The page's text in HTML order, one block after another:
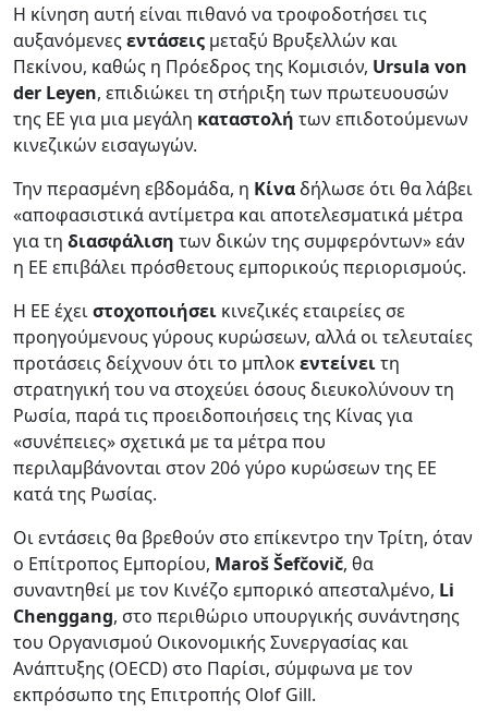
Η κίνηση αυτή είναι πιθανό να τροφοδοτήσει τις
αυξανόμενεςεντάσεις μεταξύ Βρυξελλών και
Πεκίνου, καθώς η Πρόεδρος της Κομισιόν, Ursula von
der Leyen, επιδιώκει τη στήριξη των πρωτευουσών
της ΕΕ για μια μεγάλη καταστολή των επιδοτούμενων
κινεζικών εισαγωγών.
Την περασμένη εβδομάδα, η Κίναδήλωσε ότι θα λάβει
«αποφασιστικά αντίμετρα και αποτελεσματικά μέτρα
για τη διασφάλιση των δικών της συμφερόντων» εάν
η ΕΕ επιβάλει πρόσθετους εμπορικούς περιορισμούς.
Η ΕΕ έχειστοχοποιήσει κινεζικές εταιρείες σε
προηγούμενους γύρους κυρώσεων, αλλά οι τελευταίες
προτάσεις δείχνουν ότι το μπλοκεντείνειτη
στρατηγική του να στοχεύει όσους διευκολύνουν τη
Ρωσία, παρά τις προειδοποιήσεις της Κίνας για
«συνέπειες» σχετικά με τα μέτρα που
περιλαμβάνονται στον 20ό γύρο κυρώσεων της ΕΕ
κατά της Ρωσίας.
Οι εντάσεις θα βρεθούν στο επίκεντρο την Τρίτη, όταν
ο Επίτροπος Εμπορίου, Maroš Šefčovič, θα
συναντηθεί με τον Κινέζο εμπορικό απεσταλμένο, Li
Chenggang, στο περιθώριο υπουργικής συνάντησης
του Οργανισμού Οικονομικής Συνεργασίας και
Ανάπτυξης (OECD) στο Παρίσι, σύμφωνα με τον
εκπρόσωπο της Επιτροπής Olof Gill.